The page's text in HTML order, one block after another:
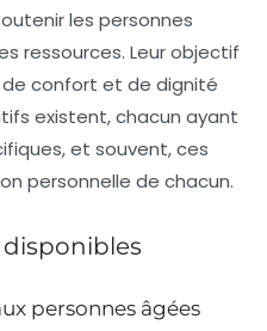
les personnes
ressources. Leur objectif
confort et de dignité
existent, chacun ayant
et souvent, ces
personnelle de chacun.
disponibles
personnes âgées